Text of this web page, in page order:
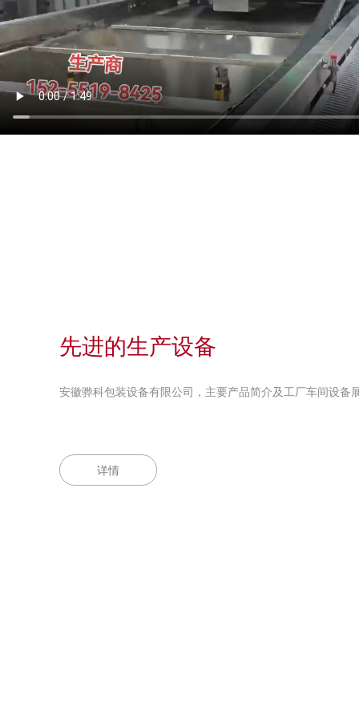
先进的生产设备
安徽骅科包装设备有限公司，主要产品简介及工厂车间设备
详情